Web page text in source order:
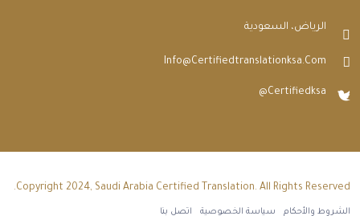
الرياض، السعودية
Info@certifiedtranslationksa.com
@certifiedksa
Copyright 2024, Saudi Arabia Certified Translation. All Rights Reserved.
الشروط والأحكام سياسة الخصوصية اتصل بنا